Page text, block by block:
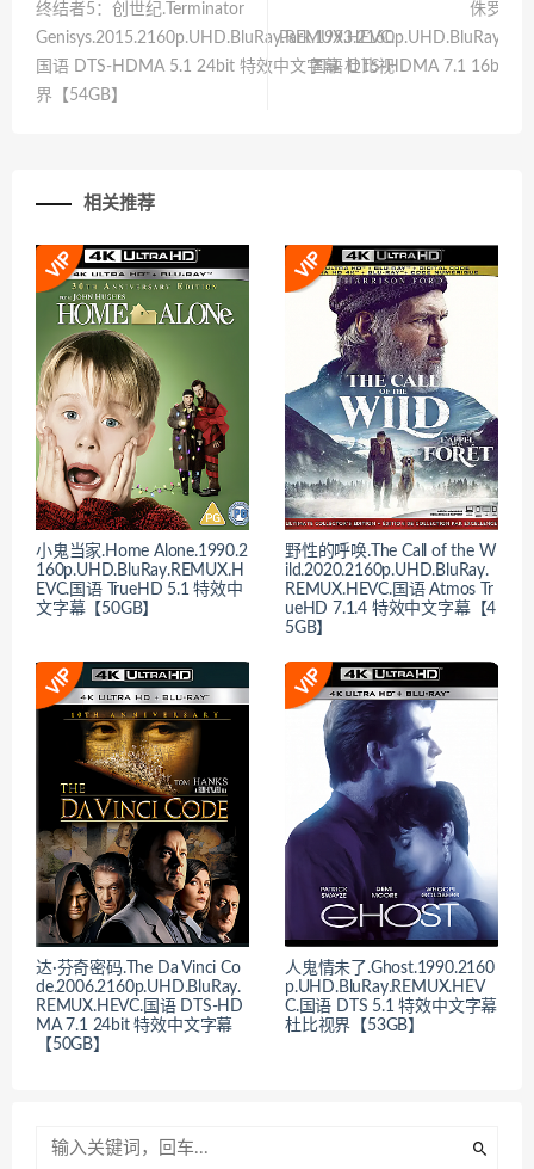
终结者5：创世纪.Terminator
Genisys.2015.2160p.UHD.BluRay.REMUX.HEVC.
国语 DTS-HDMA 5.1 24bit 特效中文字幕 杜比视
界【54GB】
侏罗纪
国语 DTS-HDMA 7.1 16bit 特
相关推荐
小鬼当家.Home Alone.1990.2
160p.UHD.BluRay.REMUX.H
EVC.国语 TrueHD 5.1 特效中
文字幕【50GB】
野性的呼唤.The Call of the W
ild.2020.2160p.UHD.BluRay.
REMUX.HEVC.国语 Atmos Tr
ueHD 7.1.4 特效中文字幕【4
5GB】
达·芬奇密码.The Da Vinci Co
de.2006.2160p.UHD.BluRay.
REMUX.HEVC.国语 DTS-HD
MA 7.1 24bit 特效中文字幕
【50GB】
人鬼情未了.Ghost.1990.2160
p.UHD.BluRay.REMUX.HEV
C.国语 DTS 5.1 特效中文字幕
杜比视界【53GB】